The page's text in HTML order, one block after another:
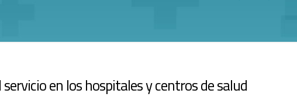
en los hospitales y centros de salud